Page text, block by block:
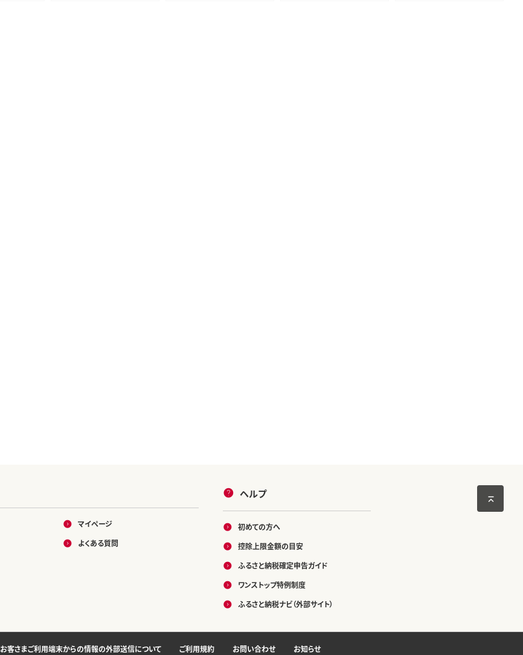
マイページ
よくある質問
ヘルプ
初めての方へ
控除上限金額の目安
ふるさと納税確定申告ガイド
ワンストップ特例制度
ふるさと納税ナビ（外部サイト）
お客さまご利用端末からの情報の外部送信について ご利用規約 お問い合わせ お知らせ